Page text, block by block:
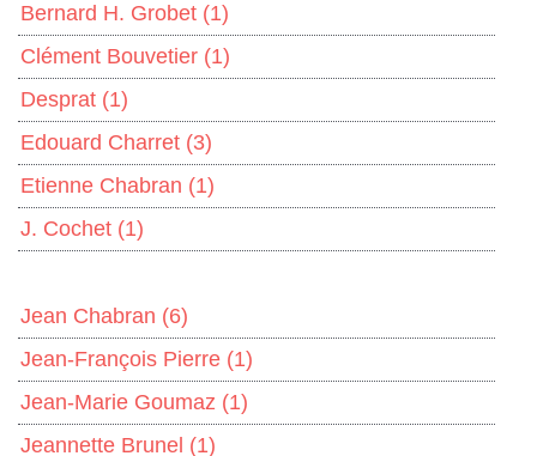
Bernard H. Grobet (1)
Clément Bouvetier (1)
Desprat (1)
Edouard Charret (3)
Etienne Chabran (1)
J. Cochet (1)
Jean Chabran (6)
Jean-François Pierre (1)
Jean-Marie Goumaz (1)
Jeannette Brunel (1)